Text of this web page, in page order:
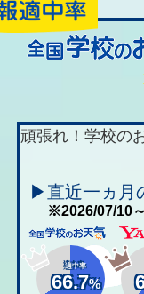
頑張れ！学校の
▶直近一ヵ月
※2026/07/10
適中率
66.7%